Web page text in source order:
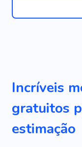
Incríveis
gratuitos
estimação